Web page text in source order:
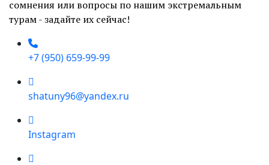
сомнения или вопросы по нашим экстремальным
турам - задайте их сейчас!
+7 (950) 659-99-99
shatuny96@yandex.ru
Instagram